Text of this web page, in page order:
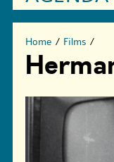
Home / Films /